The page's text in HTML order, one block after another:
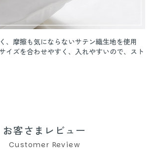
、摩擦も気にならないサテン織生地を使用
イズを合わせやすく、入れやすいので、スト
お客さまレビュー
Customer Review